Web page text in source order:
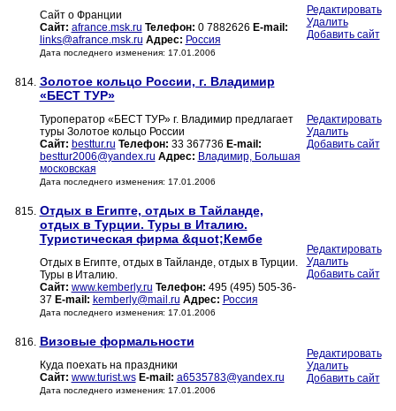
Сайт о Франции
Сайт: afrance.msk.ru Телефон: 0 7882626 E-mail:
links@afrance.msk.ru Адрес: Россия
Дата последнего изменения: 17.01.2006
Редактировать
Удалить
Добавить сайт
814. Золотое кольцо России, г. Владимир
«БЕСТ ТУР»
Туроператор «БЕСТ ТУР» г. Владимир предлагает
туры Золотое кольцо России
Сайт: besttur.ru Телефон: 33 367736 E-mail:
besttur2006@yandex.ru Адрес: Владимир, Большая
московская
Дата последнего изменения: 17.01.2006
Редактировать
Удалить
Добавить сайт
815. Отдых в Египте, отдых в Тайланде,
отдых в Турции. Туры в Италию.
Туристическая фирма &quot;Кембе
Отдых в Египте, отдых в Тайланде, отдых в Турции.
Туры в Италию.
Сайт: www.kemberly.ru Телефон: 495 (495) 505-36-
37 E-mail: kemberly@mail.ru Адрес: Россия
Дата последнего изменения: 17.01.2006
Редактировать
Удалить
Добавить сайт
816. Визовые формальности
Куда поехать на праздники
Сайт: www.turist.ws E-mail: a6535783@yandex.ru
Дата последнего изменения: 17.01.2006
Редактировать
Удалить
Добавить сайт